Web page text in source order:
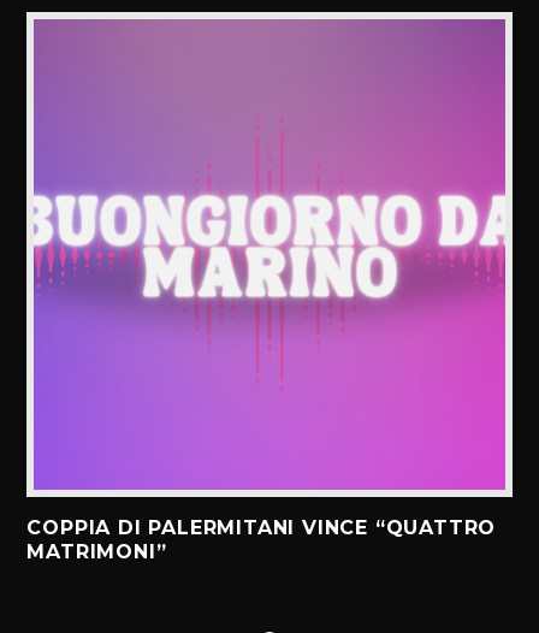
COPPIA DI PALERMITANI VINCE “QUATTRO
MATRIMONI”